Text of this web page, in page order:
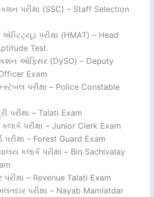
પરીક્ષા (SSC) – Staff Selection
પરીક્ષા (HMAT) – Head
Test
ઓફિસર (DySO) – Deputy
Exam
પરીક્ષા – Police Constable
પરીક્ષા – Talati Exam
પરીક્ષા – Junior Clerk Exam
પરીક્ષા – Forest Guard Exam
કલાર્ક પરીક્ષા – Bin Sachivalay
પરીક્ષા – Revenue Talati Exam
પરીક્ષા – Nayab Mamlatdar